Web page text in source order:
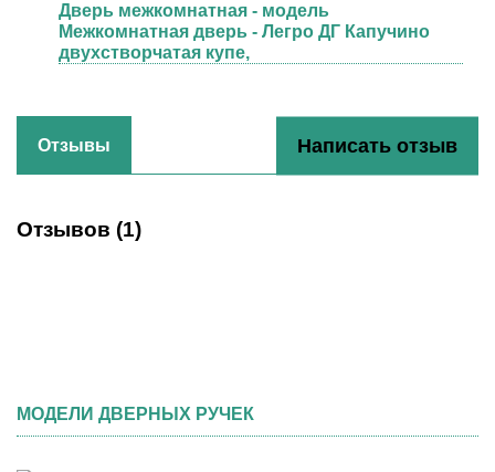
Дверь межкомнатная - модель
Межкомнатная дверь - Легро ДГ Капучино
двухстворчатая купе,
Отзывы Написать отзыв
Отзывов (1)
МОДЕЛИ ДВЕРНЫХ РУЧЕК